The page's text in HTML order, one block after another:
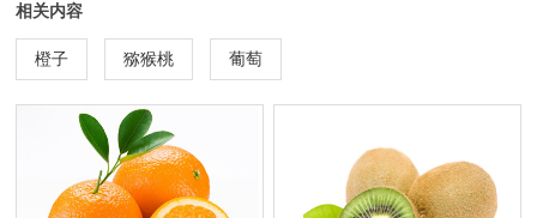
相关内容
橙子 猕猴桃 葡萄